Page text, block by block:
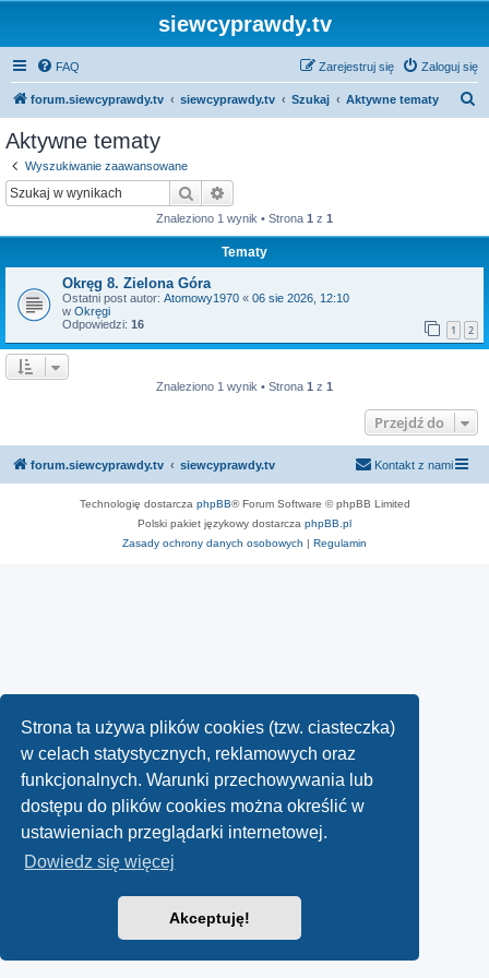
Strona ta używa plików cookies (tzw. ciasteczka)
w celach statystycznych, reklamowych oraz
funkcjonalnych. Warunki przechowywania lub
dostępu do plików cookies można określić w
ustawieniach przeglądarki internetowej.
Dowiedz się więcej
Akceptuję!
siewcyprawdy.tv
FAQ Zaloguj się
Zarejestruj się
forum.siewcyprawdy.tv siewcyprawdy.tv Szukaj Aktywne tematy
Aktywne tematy
Wyszukiwanie zaawansowane
Szukaj
Znaleziono 1 wynik • Strona 1 z 1
Tematy
Okręg 8. Zielona Góra
Ostatni post autor: Atomowy1970 « 06 sie 2026, 12:10
w Okręgi
Odpowiedzi: 16 1 2
Znaleziono 1 wynik • Strona 1 z 1
Przejdź do
forum.siewcyprawdy.tv siewcyprawdy.tv Kontakt z nami
Technologię dostarcza phpBB® Forum Software © phpBB Limited
Polski pakiet językowy dostarcza phpBB.pl
Zasady ochrony danych osobowych | Regulamin